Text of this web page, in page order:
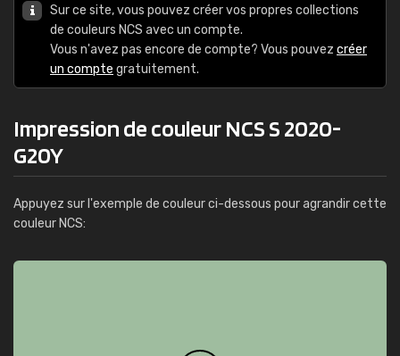
Sur ce site, vous pouvez créer vos propres collections
de couleurs NCS avec un compte.
Vous n'avez pas encore de compte? Vous pouvez créer
un compte gratuitement.
Impression de couleur NCS S 2020-
G20Y
Appuyez sur l'exemple de couleur ci-dessous pour agrandir cette
couleur NCS: